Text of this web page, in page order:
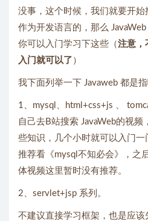
没事，这个时候，我们就要开始
作为开发语言的，那么
你可以入门学习下这些（注意，
入门就可以了 ）
我下面列举一下 Javaweb 都是指
1、mysql、html+css+js 、
自己去B站搜索 JavaWeb的视
些知识，几个小时就可以入门一
推荐看《mysql不知必会》，之
体视频这里暂时没有推荐。
2、servlet+jsp 系列。
不建议直接学习框架，也是应